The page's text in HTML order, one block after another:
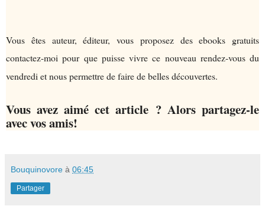
Vous êtes auteur, éditeur, vous proposez des ebooks gratuits
contactez-moi pour que puisse vivre ce nouveau rendez-vous du
vendredi et nous permettre de faire de belles découvertes.
Vous avez aimé cet article ? Alors partagez-le
avec vos amis!
Bouquinovore à 06:45
Partager